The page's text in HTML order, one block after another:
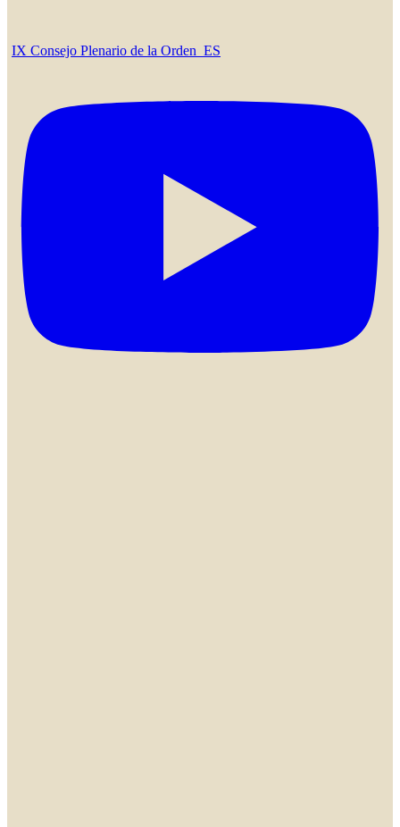
IX Consejo Plenario de la Orden_ES